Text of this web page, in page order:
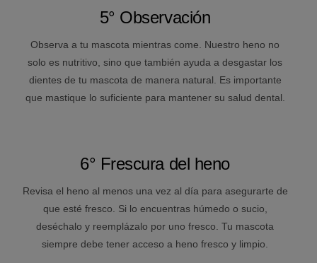
5° Observación
Observa a tu mascota mientras come. Nuestro heno no
solo es nutritivo, sino que también ayuda a desgastar los
dientes de tu mascota de manera natural. Es importante
que mastique lo suficiente para mantener su salud dental.
6° Frescura del heno
Revisa el heno al menos una vez al día para asegurarte de
que esté fresco. Si lo encuentras húmedo o sucio,
deséchalo y reemplázalo por uno fresco. Tu mascota
siempre debe tener acceso a heno fresco y limpio.